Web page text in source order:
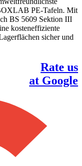
PE-Tafeln. Mit
BS 5609 Sektion III
kosteneffiziente
sicher und
Rate us
at Google